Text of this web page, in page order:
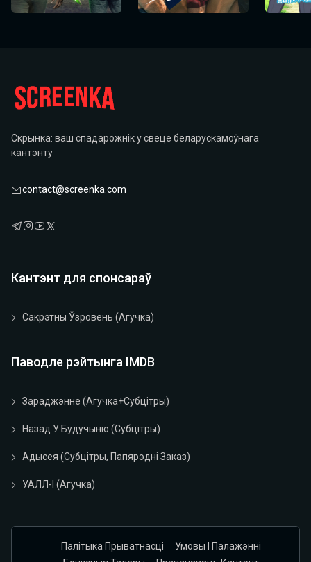
Скрынка: ваш спадарожнік у свеце беларускамоўнага
кантэнту
contact@screenka.com
Кантэнт для спонсараў
Сакрэтны Ўзровень (агучка)
Паводле рэйтынга IMDB
Зараджэнне (агучка+субцітры)
Назад У Будучыню (субцітры)
Адысея (субцітры, Папярэдні Заказ)
УАЛЛ-І (агучка)
Палітыка Прыватнасці
Умовы І Палажэнні